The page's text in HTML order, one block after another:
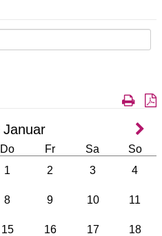
Januar
Do Fr Sa
So
1 2 3 4
8 9 10 11
15 16 17 18